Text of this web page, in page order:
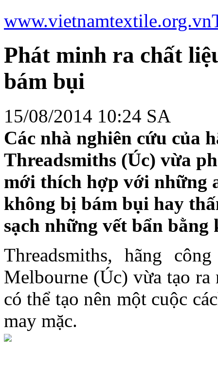
www.vietnamtextile.org.vn
Phát minh ra chất
bám bụi
15/08/2014 10:24 SA
Các nhà nghiên cứu của
Threadsmiths (Úc) vừa
mới thích hợp với những
không bị bám bụi hay
sạch những vết bẩn bằng
Threadsmiths, hãng
Melbourne (Úc) vừa tạo
có thể tạo nên một cuộc
may mặc.